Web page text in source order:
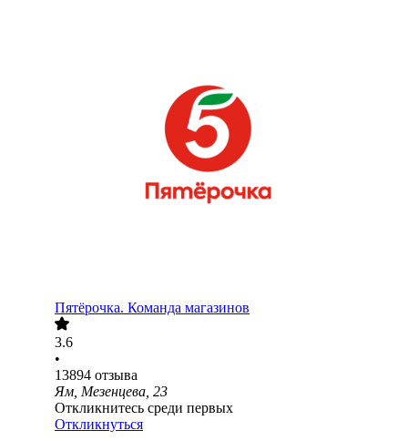
Пятёрочка. Команда магазинов
3.6
•
13894 отзыва
Ям, Мезенцева, 23
Откликнитесь среди первых
Откликнуться